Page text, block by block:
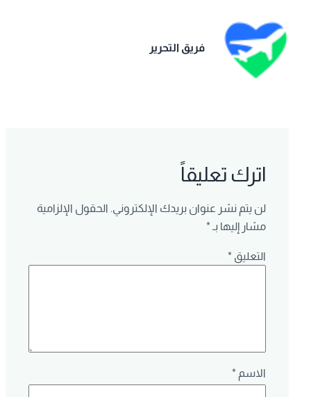
فريق التحرير
اترك تعليقاً
لن يتم نشر عنوان بريدك الإلكتروني. الحقول الإلزامية
مشار إليها بـ*
التعليق*
الاسم*